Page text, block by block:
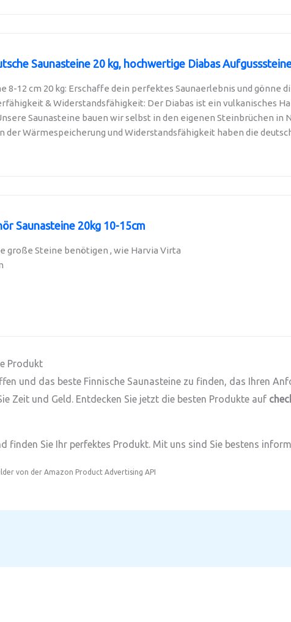
Saunasteine 20 kg, hochwertige Diabas
8-12 cm 20 kg: Erschaffe dein perfektes Saunaerlebnis und gönne
& Widerstandsfähigkeit: Der Diabas ist ein vulkanisches
Saunasteine bauen wir selbst in den eigenen Steinbrüchen in
der Wärmespeicherung und Widerstandsfähigkeit haben die
Saunasteine 20kg 10-15cm
große Steine benötigen , wie Harvia Virta
Produkt
und das beste Finnische Saunasteine zu finden, das Ihren
Zeit und Geld. Entdecken Sie jetzt die besten Produkte auf
finden Sie Ihr perfektes Produkt. Mit uns sind Sie bestens
von der Amazon Product Advertising API